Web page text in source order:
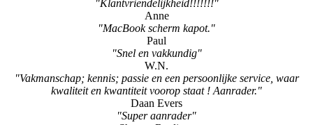
Hans Scheffers
"Super vriendelijke"
Anja Hulten
"Klantvriendelijkheid!!!!!!!"
Anne
"MacBook scherm kapot."
Paul
"Snel en vakkundig"
W.N.
"Vakmanschap; kennis; passie en een persoonlijke service, waar